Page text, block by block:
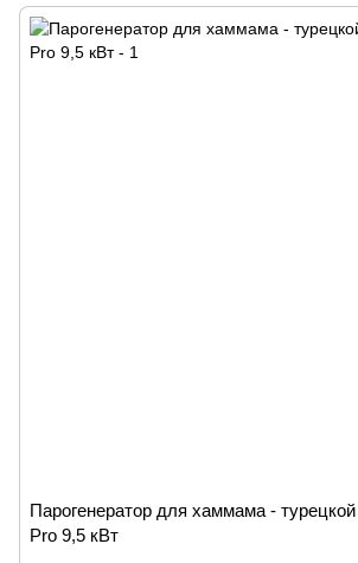
Парогенератор для хаммама -
Pro 9,5 кВт